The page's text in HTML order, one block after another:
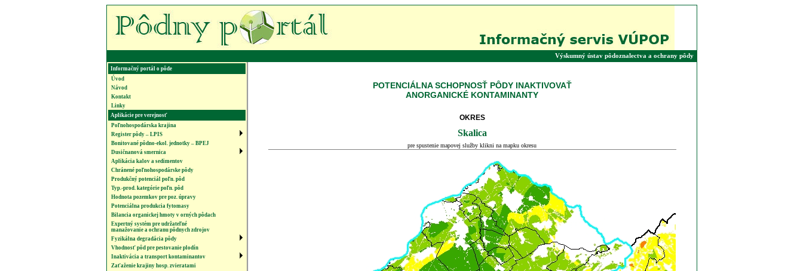
Výskumný ústav pôdoznalectva a ochrany pôdyo
Informačný portál o pôde
Úvod
Návod
Kontakt
Linky
Aplikácie pre verejnosť
Poľnohospodárska krajina
Register pôdy – LPIS
Bonitované pôdno-ekol. jednotky – BPEJ
Dusičnanová smernica
Aplikácia kalov a sedimentov
Chránené poľnohospodárske pôdy
Produkčný potenciál poľn. pôd
Typ.-prod. kategórie poľn. pôd
Hodnota pozemkov pre poz. úpravy
Potenciálna produkcia fytomasy
Bilancia organickej hmoty v orných pôdach
Expertný systém pre udržateľné
manažovanie a ochranu pôdnych zdrojov
Fyzikálna degradácia pôdy
Vhodnosť pôd pre pestovanie plodín
Inaktivácia a transport kontaminantov
Zaťaženie krajiny hosp. zvieratami
POTENCIÁLNA SCHOPNOSŤ PÔDY INAKTIVOVAŤ
ANORGANICKÉ KONTAMINANTY
OKRES
Skalica
pre spustenie mapovej služby klikni na mapku okresu